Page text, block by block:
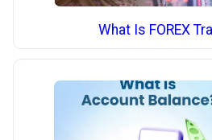
What Is FOREX